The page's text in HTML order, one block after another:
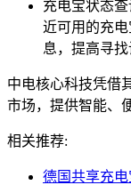
充电宝状态
近可用的充
息，提高寻找
中电核心科技凭借
市场，提供智能、
相关推荐:
德国共享充